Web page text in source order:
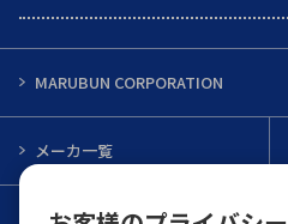
MARUBUN CORPORATION
メーカ一覧
インフォメーション